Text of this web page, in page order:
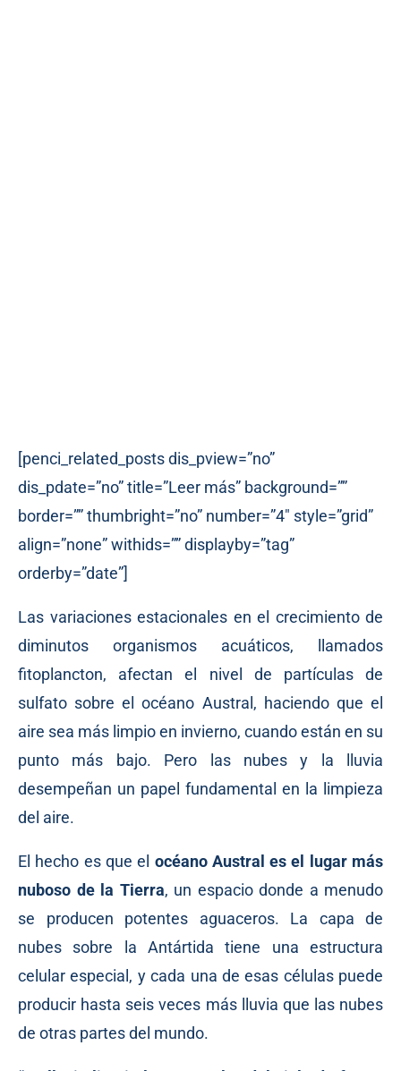
[penci_related_posts dis_pview=”no”
dis_pdate=”no” title=”Leer más” background=””
border=”” thumbright=”no” number=”4″ style=”grid”
align=”none” withids=”” displayby=”tag”
orderby=”date”]
Las variaciones estacionales en el crecimiento de
diminutos organismos acuáticos, llamados
fitoplancton, afectan el nivel de partículas de
sulfato sobre el océano Austral, haciendo que el
aire sea más limpio en invierno, cuando están en su
punto más bajo. Pero las nubes y la lluvia
desempeñan un papel fundamental en la limpieza
del aire.
El hecho es que el océano Austral es el lugar más
nuboso de la Tierra, un espacio donde a menudo
se producen potentes aguaceros. La capa de
nubes sobre la Antártida tiene una estructura
celular especial, y cada una de esas células puede
producir hasta seis veces más lluvia que las nubes
de otras partes del mundo.